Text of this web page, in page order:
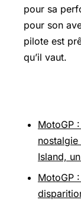
pour sa
pour son
pilote est
qu’il vaut.
MotoGP
Island,
MotoGP